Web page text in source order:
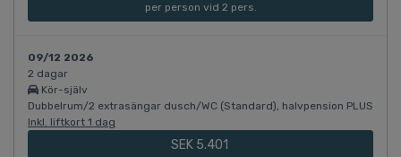
per person vid 2 pers.
09/12 2026
2 dagar
Kör-själv
Dubbelrum/2 extrasängar dusch/WC (Standard), halvpension PLUS
Inkl. liftkort 1 dag
SEK 5.401